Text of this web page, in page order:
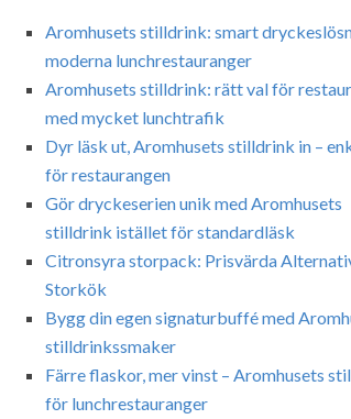
Aromhusets stilldrink: smart
moderna lunchrestauranger
Aromhusets stilldrink: rätt val för
med mycket lunchtrafik
Dyr läsk ut, Aromhusets stilldrink in –
för restaurangen
Gör dryckeserien unik med Aromhusets
stilldrink istället för standardläsk
Citronsyra storpack: Prisvärda
Storkök
Bygg din egen signaturbuffé med
stilldrinkssmaker
Färre flaskor, mer vinst – Aromhusets
för lunchrestauranger